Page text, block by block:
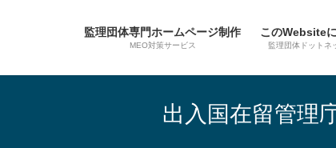
監理団体専門ホームページ制作
MEO対策サービス
このWebsite
監理団体ドットネ
出入国在留管理